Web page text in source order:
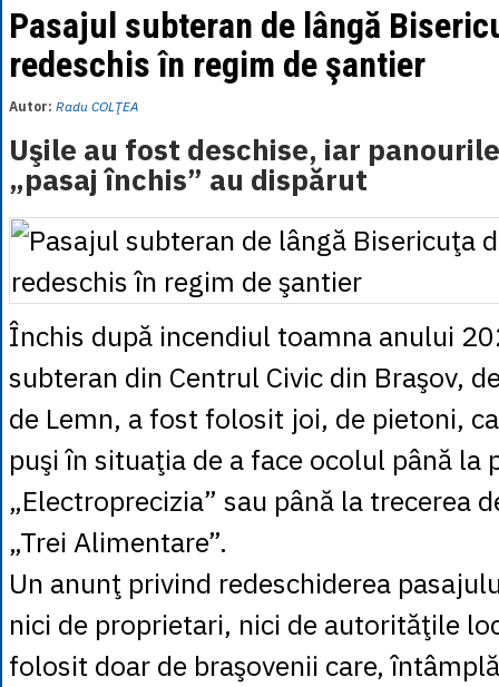
1 DKK = 0.6668
1 EGP
= 0.0860
1 HUF
1 INR = 0.0513
1 MXN = 0.2227
= 0.0425
1 RUB = 0.0530
1 XDR = 5.9383
Pasajul subteran de lângă
redeschis în regim de şantier
Autor: Radu COLŢEA
Uşile au fost deschise, iar
„pasaj închis” au dispărut
Închis după incendiul toamna anului
subteran din Centrul Civic din Braşov,
de Lemn, a fost folosit joi, de pietoni,
puşi în situaţia de a face ocolul până la
„Electroprecizia” sau până la trecerea
„Trei Alimentare”.
Un anunţ privind redeschiderea
nici de proprietari, nici de autorităţile
folosit doar de braşovenii care,